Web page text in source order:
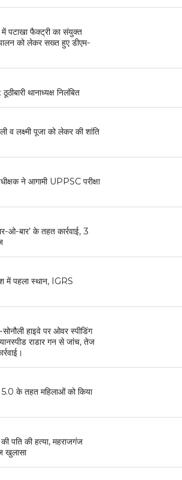
पटाखा फैक्ट्री का संयुक्त
पालन को लेकर सख्त हुए डीएम-
थानाध्यक्ष निलंबित
व लक्ष्मी पूजा को लेकर की शांति
ने आगामी UPPSC परीक्षा
ओ-बार’ के तहत कार्रवाई, 3
में पहला स्थान, IGRS
हाइवे पर ओवर स्पीडिंग
राडार गन से जांच, तेज
के तहत महिलाओं को किया
पति की हत्या, महराजगंज
खुलासा